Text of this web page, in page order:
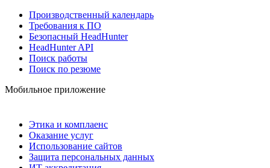
Производственный календарь
Требования к ПО
Безопасный HeadHunter
HeadHunter API
Поиск работы
Поиск по резюме
Мобильное приложение
Этика и комплаенс
Оказание услуг
Использование сайтов
Защита персональных данных